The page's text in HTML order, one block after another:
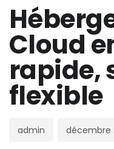
Cloud
rapide,
flexible
admin décembre